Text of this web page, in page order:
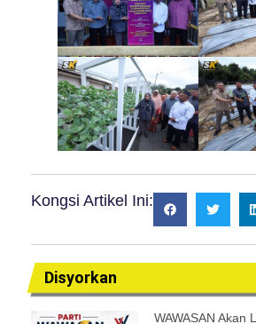
Kongsi Artikel Ini:
Disyorkan
WAWASAN Akan